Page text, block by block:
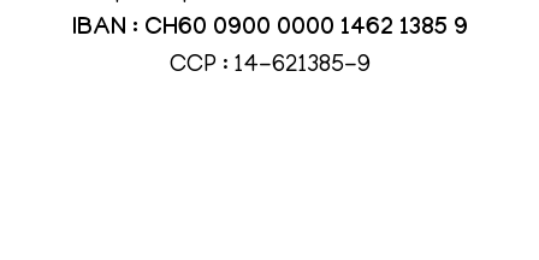
IBAN : CH60 0900 0000 1462 1385 9
CCP : 14-621385-9